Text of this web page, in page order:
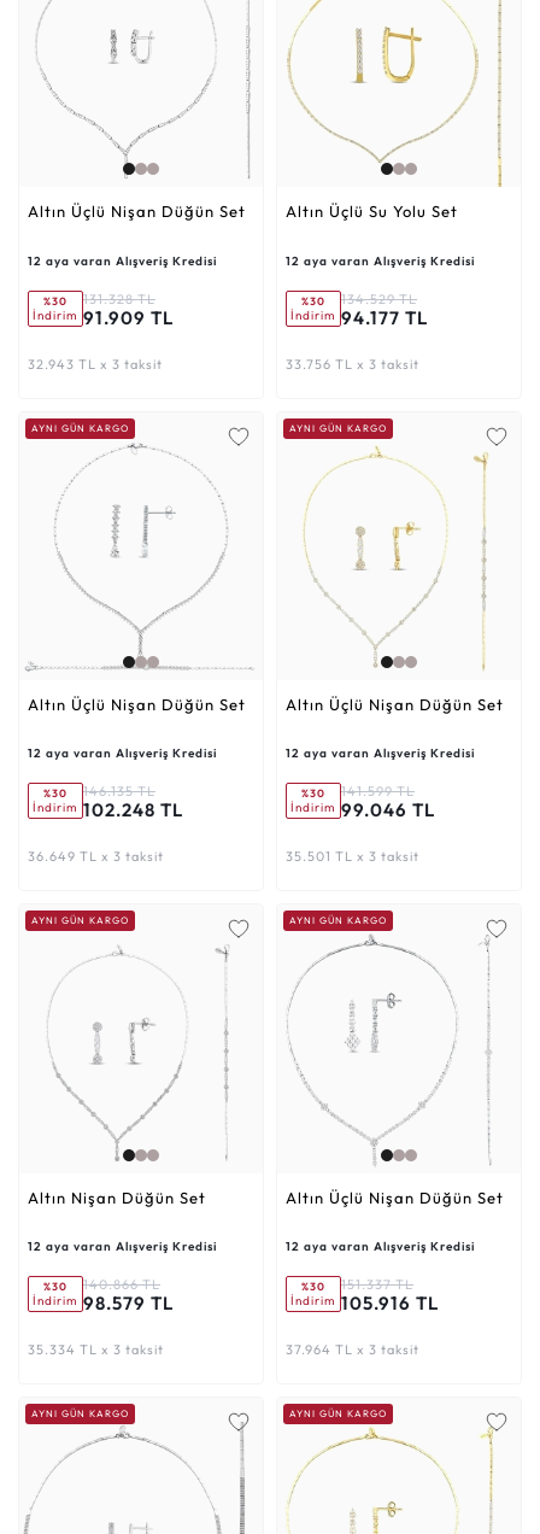
Altın Üçlü Nişan Düğün Set
12 aya varan Alışveriş Kredisi
%30
İndirim
131.328 TL
91.909 TL
32.943 TL x 3 taksit
Altın Üçlü Su Yolu Set
12 aya varan Alışveriş Kredisi
%30
İndirim
134.529 TL
94.177 TL
33.756 TL x 3 taksit
AYNI GÜN KARGO
Altın Üçlü Nişan Düğün Set
12 aya varan Alışveriş Kredisi
%30
İndirim
146.135 TL
102.248 TL
36.649 TL x 3 taksit
AYNI GÜN KARGO
Altın Üçlü Nişan Düğün Set
12 aya varan Alışveriş Kredisi
%30
İndirim
141.599 TL
99.046 TL
35.501 TL x 3 taksit
AYNI GÜN KARGO
Altın Nişan Düğün Set
12 aya varan Alışveriş Kredisi
%30
İndirim
140.866 TL
98.579 TL
35.334 TL x 3 taksit
AYNI GÜN KARGO
Altın Üçlü Nişan Düğün Set
12 aya varan Alışveriş Kredisi
%30
İndirim
151.337 TL
105.916 TL
37.964 TL x 3 taksit
AYNI GÜN KARGO AYNI GÜN KARGO